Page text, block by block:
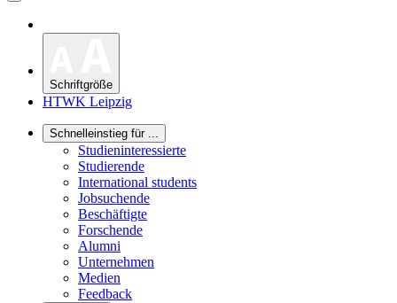
Schriftgröße
HTWK Leipzig
Schnelleinstieg für ...
Studieninteressierte
Studierende
International students
Jobsuchende
Beschäftigte
Forschende
Alumni
Unternehmen
Medien
Feedback